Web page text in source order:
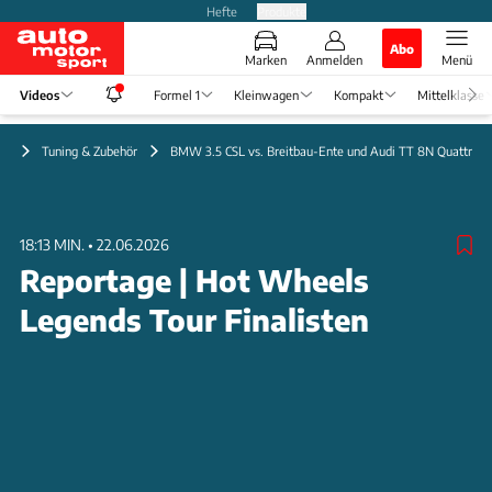
Hefte
Marken Anmelden
Abo
Menü
Videos Formel 1 Kleinwagen Kompakt Mittelklasse
Tuning & Zubehör BMW 3.5 CSL vs. Breitbau-Ente und Audi TT 8N Quattro
18:13 MIN. • 22.06.2026
Reportage | Hot Wheels
Legends Tour Finalisten